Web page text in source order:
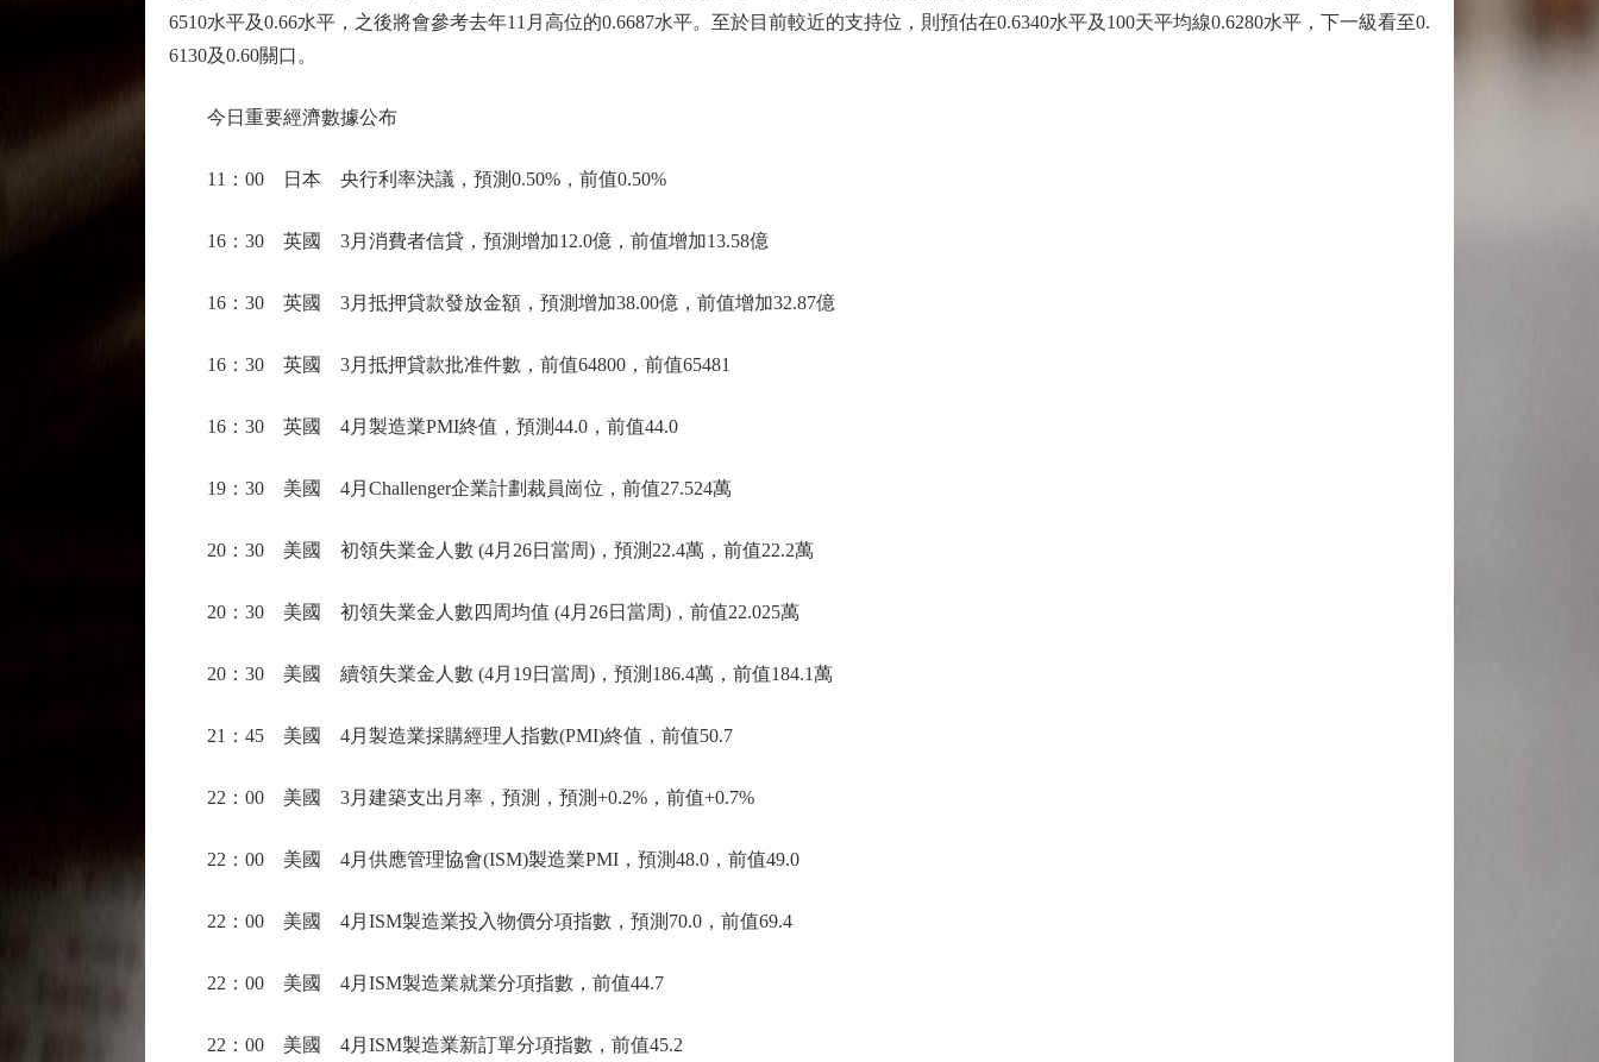
6510水平及0.66水平，之後將會參考去年11月高位的0.6687水平。至於目前較近的支持位，則預估在0.6340水平及100天平均線0.6280水平，下一級看至0.
6130及0.60關口。
今日重要經濟數據公布
11：00 日本 央行利率決議，預測0.50%，前值0.50%
16：30 英國 3月消費者信貸，預測增加12.0億，前值增加13.58億
16：30 英國 3月抵押貸款發放金額，預測增加38.00億，前值增加32.87億
16：30 英國 3月抵押貸款批准件數，前值64800，前值65481
16：30 英國 4月製造業PMI終值，預測44.0，前值44.0
19：30 美國 4月Challenger企業計劃裁員崗位，前值27.524萬
20：30 美國 初領失業金人數 (4月26日當周)，預測22.4萬，前值22.2萬
20：30 美國 初領失業金人數四周均值 (4月26日當周)，前值22.025萬
20：30 美國 續領失業金人數 (4月19日當周)，預測186.4萬，前值184.1萬
21：45 美國 4月製造業採購經理人指數(PMI)終值，前值50.7
22：00 美國 3月建築支出月率，預測，預測+0.2%，前值+0.7%
22：00 美國 4月供應管理協會(ISM)製造業PMI，預測48.0，前值49.0
22：00 美國 4月ISM製造業投入物價分項指數，預測70.0，前值69.4
22：00 美國 4月ISM製造業就業分項指數，前值44.7
22：00 美國 4月ISM製造業新訂單分項指數，前值45.2